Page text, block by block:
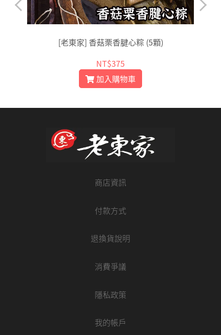
[老東家] 香菇栗香腱心粽 (5顆)
NT$375
加入購物車
商店資訊
付款方式
退換貨說明
消費爭議
隱私政策
我的帳戶